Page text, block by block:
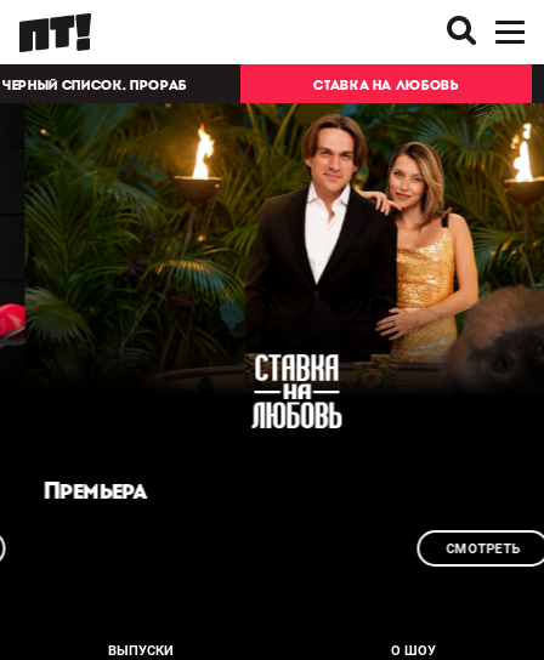
Премьера
СМОТРЕТЬ
ЧЕРНЫЙ СПИСОК. ПРОРАБ СТАВКА НА ЛЮБОВЬ
ВЫПУСКИ О ШОУ